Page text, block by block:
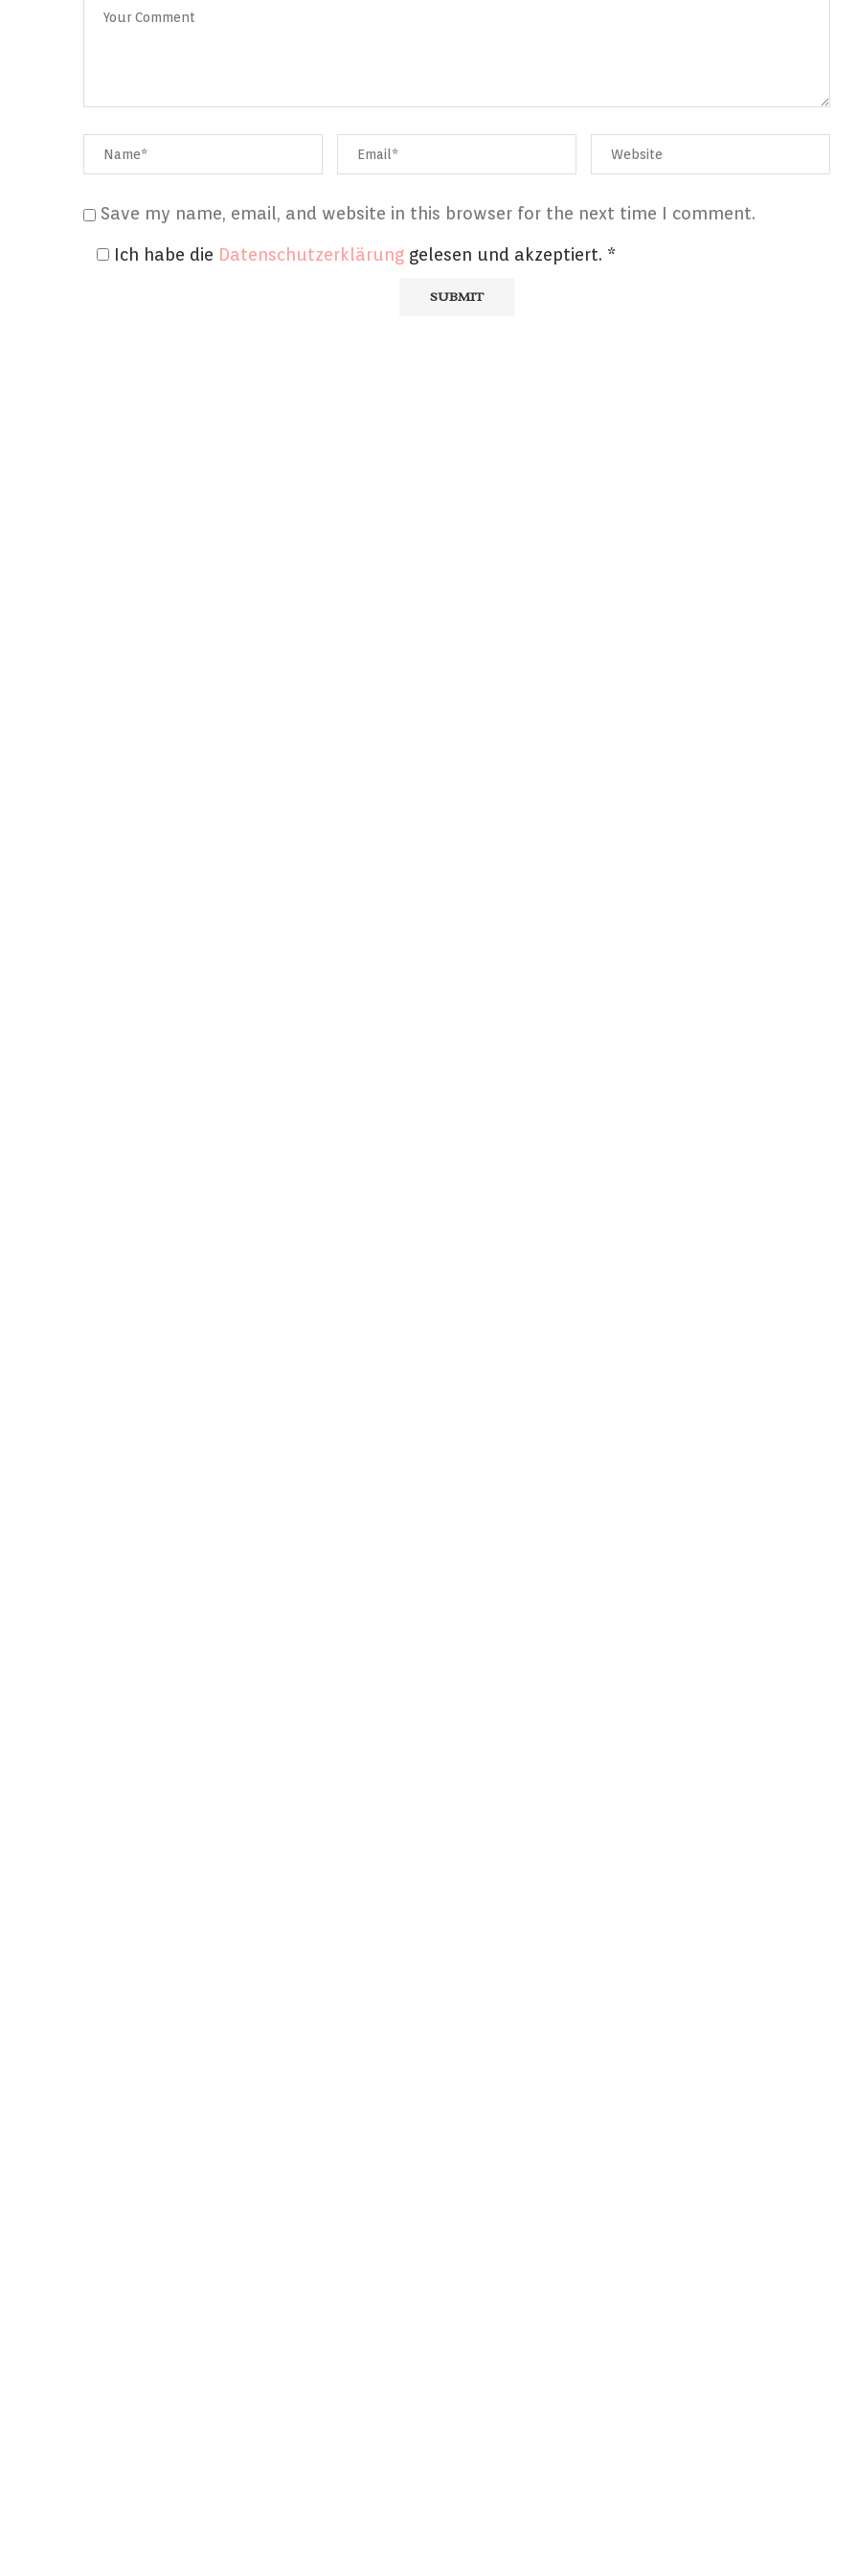
Save my name, email, and website in this browser for the next time I comment.
Ich habe die Datenschutzerklärung gelesen und akzeptiert. *